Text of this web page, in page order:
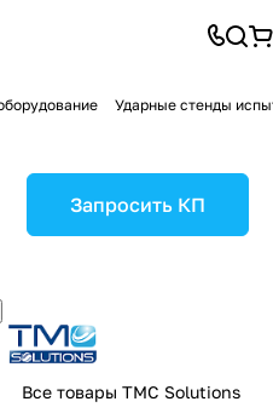
Ударные стенды
Запросить КП
Все товары TMC Solutions